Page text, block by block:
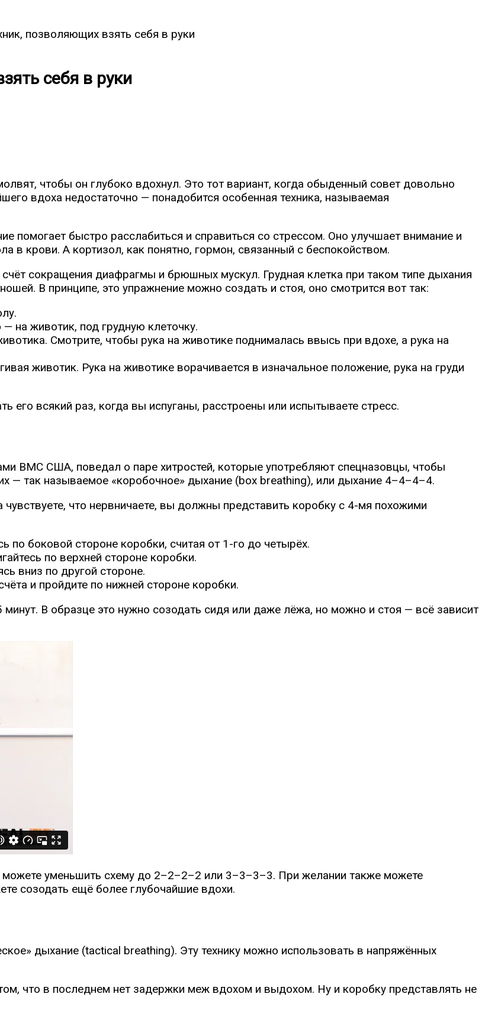
позволяющих взять себя в руки
себя в руки
чтобы он глубоко вдохнул. Это тот вариант, когда обыденный совет довольно
вдоха недостаточно — понадобится особенная техника, называемая
помогает быстро расслабиться и справиться со стрессом. Оно улучшает внимание и
в крови. А кортизол, как понятно, гормон, связанный с беспокойством.
сокращения диафрагмы и брюшных мускул. Грудная клетка при таком типе дыхания
В принципе, это упражнение можно создать и стоя, оно смотрится вот так:
на животик, под грудную клеточку.
Смотрите, чтобы рука на животике поднималась ввысь при вдохе, а рука на
животик. Рука на животике ворачивается в изначальное положение, рука на груди
его всякий раз, когда вы испуганы, расстроены или испытываете стресс.
ВМС США, поведал о паре хитростей, которые употребляют спецназовцы, чтобы
— так называемое «коробочное» дыхание (box breathing), или дыхание 4–4–4–4.
что нервничаете, вы должны представить коробку с 4-мя похожими
по боковой стороне коробки, считая от 1-го до четырёх.
по верхней стороне коробки.
вниз по другой стороне.
и пройдите по нижней стороне коробки.
В образце это нужно созодать сидя или даже лёжа, но можно и стоя — всё зависит
можете уменьшить схему до 2–2–2–2 или 3–3–3–3. При желании также можете
созодать ещё более глубочайшие вдохи.
дыхание (tactical breathing). Эту технику можно использовать в напряжённых
что в последнем нет задержки меж вдохом и выдохом. Ну и коробку представлять не